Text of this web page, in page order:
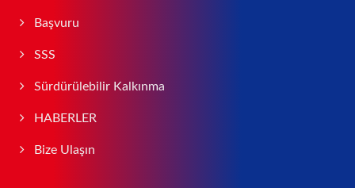
Başvuru
SSS
Sürdürülebilir Kalkınma
HABERLER
Bize Ulaşın